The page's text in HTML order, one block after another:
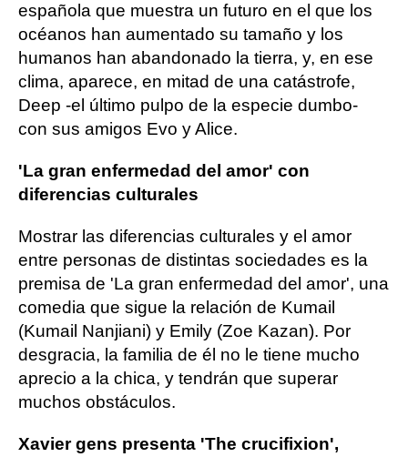
española que muestra un futuro en el que los
océanos han aumentado su tamaño y los
humanos han abandonado la tierra, y, en ese
clima, aparece, en mitad de una catástrofe,
Deep -el último pulpo de la especie dumbo-
con sus amigos Evo y Alice.
'La gran enfermedad del amor' con
diferencias culturales
Mostrar las diferencias culturales y el amor
entre personas de distintas sociedades es la
premisa de 'La gran enfermedad del amor', una
comedia que sigue la relación de Kumail
(Kumail Nanjiani) y Emily (Zoe Kazan). Por
desgracia, la familia de él no le tiene mucho
aprecio a la chica, y tendrán que superar
muchos obstáculos.
Xavier gens presenta 'The crucifixion',